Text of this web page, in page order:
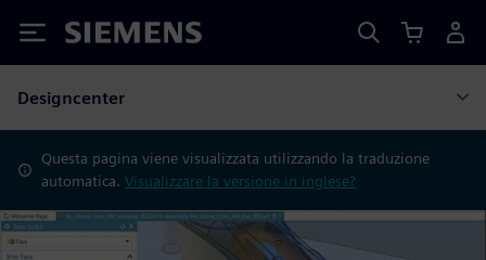
Siemens
Designcenter
Questa pagina viene visualizzata utilizzando la traduzione
automatica.Visualizzare la versione in inglese?